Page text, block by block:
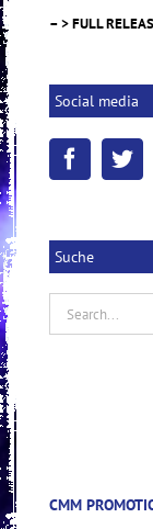
– > FULL
Social media
Suche
CMM